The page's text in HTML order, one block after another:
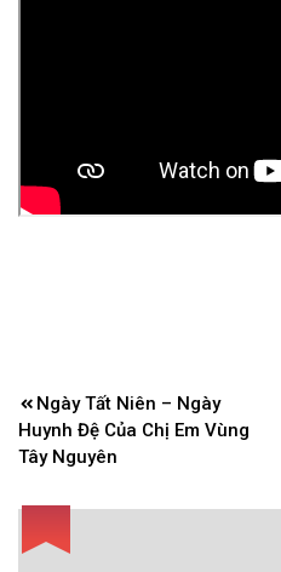
Điều
hướng
bài
Ngày Tất Niên – Ngày
Huynh Đệ Của Chị Em Vùng
Tây Nguyên